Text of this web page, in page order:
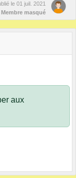
le 01 juil. 2021
Membre masqué
aux